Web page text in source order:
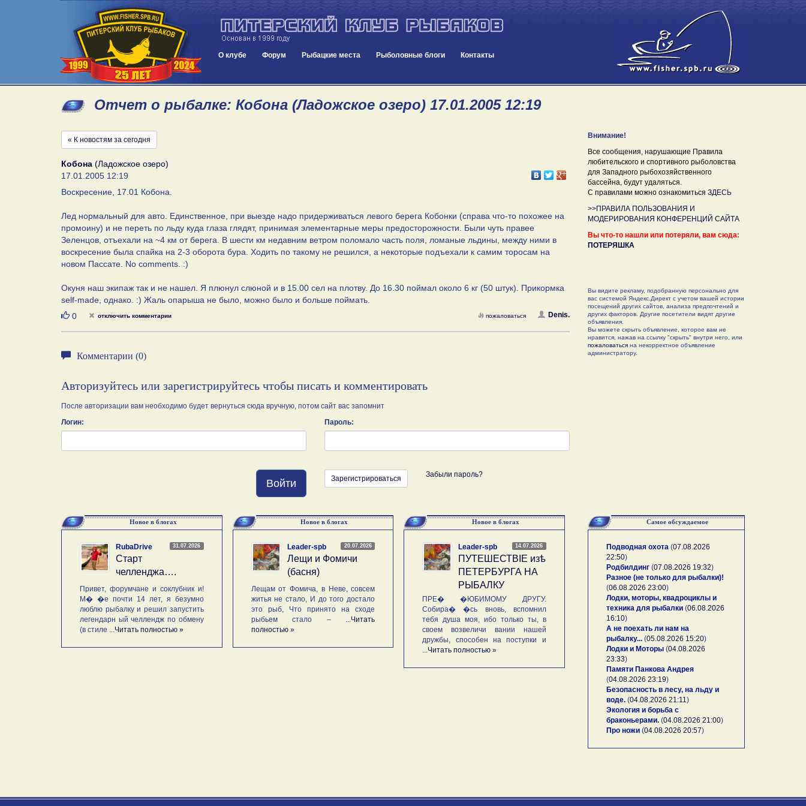
О клубе Форум Рыбацкие места Рыболовные блоги Контакты
Отчет о рыбалке: Кобона (Ладожское озеро) 17.01.2005 12:19
« К новостям за сегодня
Кобона (Ладожское озеро)
17.01.2005 12:19
Воскресение, 17.01 Кобона.
Лед нормальный для авто. Единственное, при выезде надо придерживаться левого берега Кобонки (справа что-то похожее на
промоину) и не переть по льду куда глаза глядят, принимая элементарные меры предосторожности. Были чуть правее
Зеленцов, отъехали на ~4 км от берега. В шести км недавним ветром поломало часть поля, ломаные льдины, между ними в
воскресение была спайка на 2-3 оборота бура. Ходить по такому не решился, а некоторые подъехали к самим торосам на
новом Пассате. No comments. :)
Окуня наш экипаж так и не нашел. Я плюнул слюной и в 15.00 сел на плотву. До 16.30 поймал около 6 кг (50 штук). Прикормка
self-made, однако. :) Жаль опарыша не было, можно было и больше поймать.
Нравится
0 отключить комментарии Denis.
пожаловаться
Комментарии (0)
Авторизуйтесь или зарегистрируйтесь чтобы писать и комментировать
После авторизации вам необходимо будет вернуться сюда вручную, потом сайт вас запомнит
Логин:
Пароль:
Войти Зарегистрироваться Забыли пароль?
Внимание!
Все сообщения, нарушающие Правила
любительского и спортивного рыболовства
для Западного рыбохозяйственного
бассейна, будут удаляться.
С правилами можно ознакомиться ЗДЕСЬ
>>ПРАВИЛА ПОЛЬЗОВАНИЯ И
МОДЕРИРОВАНИЯ КОНФЕРЕНЦИЙ САЙТА
Вы что-то нашли или потеряли, вам сюда:
ПОТЕРЯШКА
Вы видите рекламу, подобранную персонально для
вас системой Яндекс.Директ с учетом вашей истории
посещений других сайтов, анализа предпочтений и
других факторов. Другие посетители видят другие
объявления.
Вы можете скрыть объявление, которое вам не
нравится, нажав на ссылку "скрыть" внутри него, или
пожаловатьсяна некорректное объявление
администратору.
Новое в блогах
31.07.2026
RubaDrive
Старт
челленджа….
Привет, форумчане и соклубник и!
М� �е почти 14 лет, я безумно
люблю рыбалку и решил запустить
легендарн ый челлендж по обмену
(в стиле ...Читать полностью »
Новое в блогах
20.07.2026
Leader-spb
Лещи и Фомичи
(басня)
Лещам от Фомича, в Неве, совсем
житья не стало, И до того достало
это рыб, Что принято на сходе
рыбьем стало – ...Читать
полностью »
Новое в блогах
14.07.2026
Leader-spb
ПУТЕШЕСТВIE изѣ
ПЕТЕРБУРГА НА
РЫБАЛКУ
ПРЕ� �ЮБИМОМУ ДРУГУ.
Собира� �сь вновь, вспомнил
тебя душа моя, ибо только ты, в
своем возвеличи вании нашей
дружбы, способен на поступки и
...Читать полностью »
Самое обсуждаемое
Подводная охота(07.08.2026
22:50)
Родбилдинг(07.08.2026 19:32)
Разное (не только для рыбалки)!
(06.08.2026 23:00)
Лодки, моторы, квадроциклы и
техника для рыбалки(06.08.2026
16:10)
А не поехать ли нам на
рыбалку...(05.08.2026 15:20)
Лодки и Моторы(04.08.2026
23:33)
Памяти Панкова Андрея
(04.08.2026 23:19)
Безопасность в лесу, на льду и
воде.(04.08.2026 21:11)
Экология и борьба с
браконьерами.(04.08.2026 21:00)
Про ножи(04.08.2026 20:57)